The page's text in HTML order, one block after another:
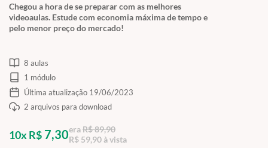
Chegou a hora de se preparar com as melhores
videoaulas. Estude com economia máxima de tempo e
pelo menor preço do mercado!
8 aulas
1 módulo
Última atualização 19/06/2023
2 arquivos para download
10x R$ 7,30eraR$ 89,90
R$ 59,90 à vista